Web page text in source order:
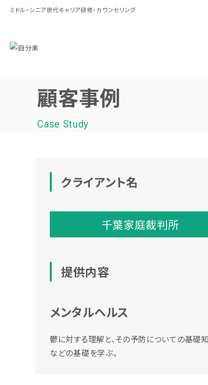
ミドル・シニア世代キャリア研修・カウンセリング
顧客事例
Case Study
クライアント名
千葉家庭裁判所
提供内容
メンタルヘルス
鬱に対する理解と、その予防についての基礎
などの基礎を学ぶ。